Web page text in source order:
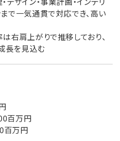
で一気通貫で対応でき、高い
右肩上がりで推移しており、
長を見込む
百万円
百万円